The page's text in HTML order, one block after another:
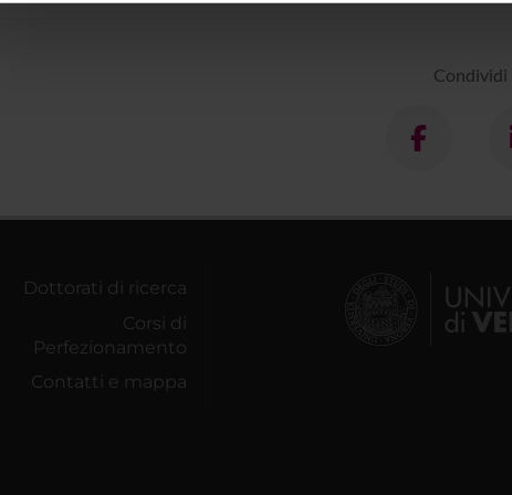
Condividi
Dottorati di ricerca
Corsi di
Perfezionamento
Contatti e mappa